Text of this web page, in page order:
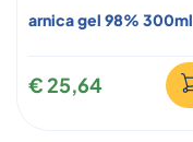
arnica gel 98% 300ml
€ 25,64